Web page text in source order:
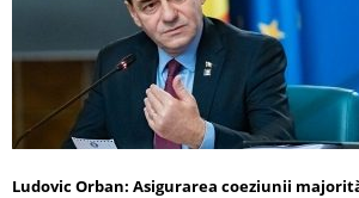
Ludovic Orban: Asigurarea coeziunii